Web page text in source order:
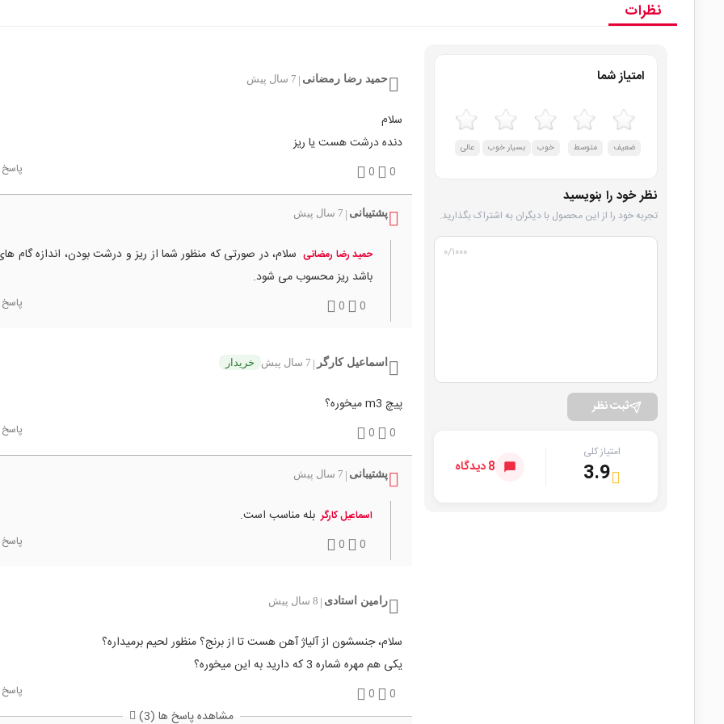
نظرات
امتیاز شما
ضعیف متوسط خوب بسیار خوب عالی
نظر خود را بنویسید
تجربه خود را از این محصول با دیگران به اشتراک بگذارید.
۰/۱۰۰۰
ثبت نظر
امتیاز کلی
3.9 8 دیدگاه
حمید رضا رمضانی 7 سال پیش
سلام
دنده درشت هست یا ریز
0
0 پاسخ
پشتیبانی 7 سال پیش
حمید رضا رمضانی سلام، در صورتی که منظور شما از ریز و درشت بودن، اندازه گام
باشد ریز محسوب می شود.
0
0 پاسخ
اسماعیل کارگر 7 سال پیش خریدار
پیچ m3 میخوره؟
0
0 پاسخ
پشتیبانی 7 سال پیش
اسماعیل کارگر بله مناسب است.
0
0 پاسخ
رامین استادی 8 سال پیش
سلام، جنسشون از آلیاژ آهن هست تا از برنج؟ منظور لحیم برمیداره؟
یکی هم مهره شماره 3 که دارید به این میخوره؟
0
0 پاسخ
مشاهده پاسخ ها (3)